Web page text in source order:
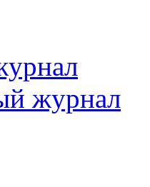
журнал